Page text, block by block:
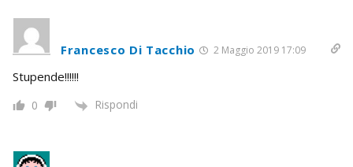
Francesco Di Tacchio 2 Maggio 2019 17:09
Stupende!!!!!!
0 Rispondi